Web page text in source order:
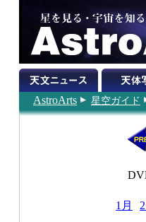
AstroArts 星空ガイド
1月